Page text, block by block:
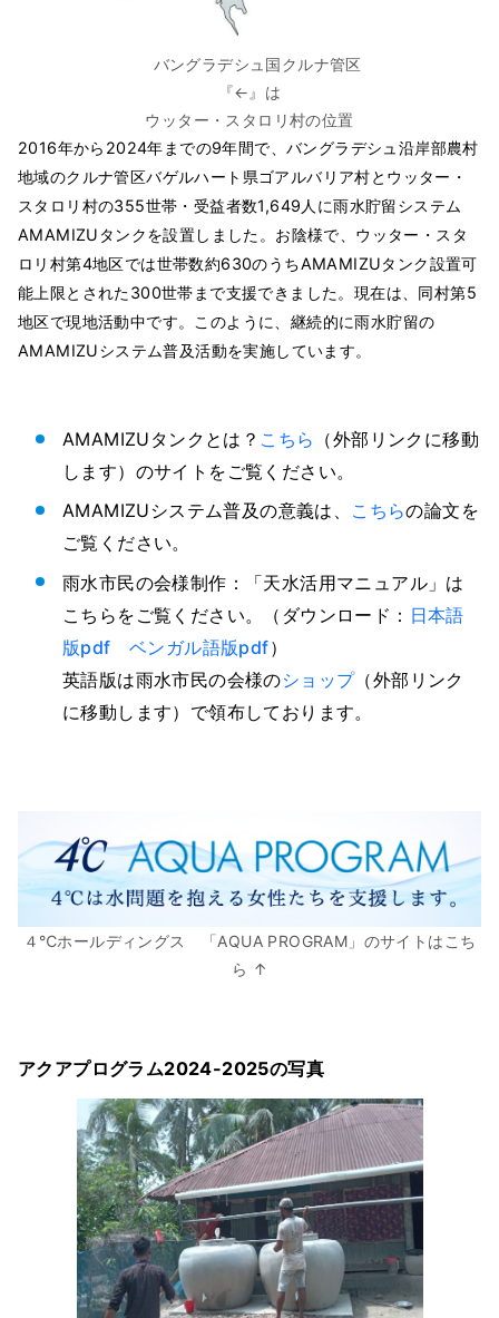
バングラデシュ国クルナ管区
『←』は
ウッター・スタロリ村の位置
2016年から2024年までの9年間で、バングラデシュ沿岸部農村
地域のクルナ管区バゲルハート県ゴアルバリア村とウッター・
スタロリ村の355世帯・受益者数1,649人に雨水貯留システム
AMAMIZUタンクを設置しました。お陰様で、ウッター・スタ
ロリ村第4地区では世帯数約630のうちAMAMIZUタンク設置可
能上限とされた300世帯まで支援できました。現在は、同村第5
地区で現地活動中です。このように、継続的に雨水貯留の
AMAMIZUシステム普及活動を実施しています。
AMAMIZUタンクとは？ こちら （外部リンクに移動
します）のサイトをご覧ください。
AMAMIZUシステム普及の意義は、 こちらの論文を
ご覧ください。
雨水市民の会様制作：「天水活用マニュアル」は
こちらをご覧ください。（ダウンロード： 日本語
版pdf
ベンガル語版pdf）
英語版は雨水市民の会様のショップ（外部リンク
に移動します）で領布しております。
４℃ホールディングス 「AQUA PROGRAM」のサイトはこち
ら ↑
アクアプログラム2024-2025の写真